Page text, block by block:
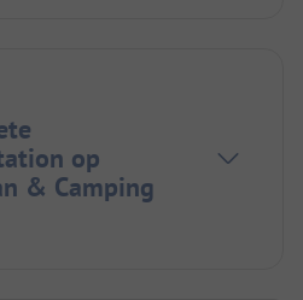
op
& Camping